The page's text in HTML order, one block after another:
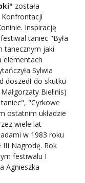
została
Konfrontacji
Inspirację
taniec "Była
tanecznym jaki
elementach
Sylwia
doszedł do skutku
Bielinis)
taniec", "Cyrkowe
ostatnim układzie
wiele lat
w 1983 roku
III Nagrodę. Rok
festiwalu I
Agnieszka